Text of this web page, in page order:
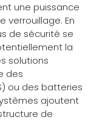
une puissance
verrouillage. En
de sécurité se
la
solutions
des
ou des batteries
ajoutent
de